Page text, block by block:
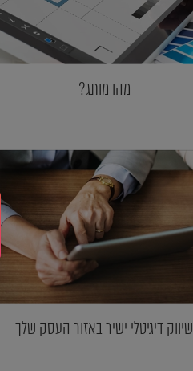
מהו מותג?
שיווק דיגיטלי ישיר באזור העסק שלך